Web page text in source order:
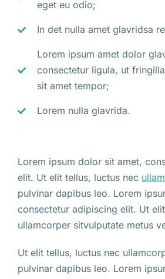
eget eu odio;
In det nulla amet glavridsa
Lorem ipsum amet dolor
consectetur ligula, ut
sit amet tempor;
Lorem nulla glavrida.
Lorem ipsum dolor sit amet,
elit. Ut elit tellus, luctus nec
pulvinar dapibus leo. Lorem
consectetur adipiscing elit. Ut
ullamcorper sitvulputate metus
Ut elit tellus, luctus nec
pulvinar dapibus leo. Lorem